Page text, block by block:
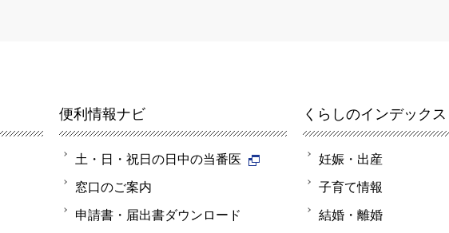
便利情報ナビ
土・日・祝日の日中の当番医
窓口のご案内
申請書・届出書ダウンロード
くらしのインデックス
妊娠・出産
子育て情報
結婚・離婚